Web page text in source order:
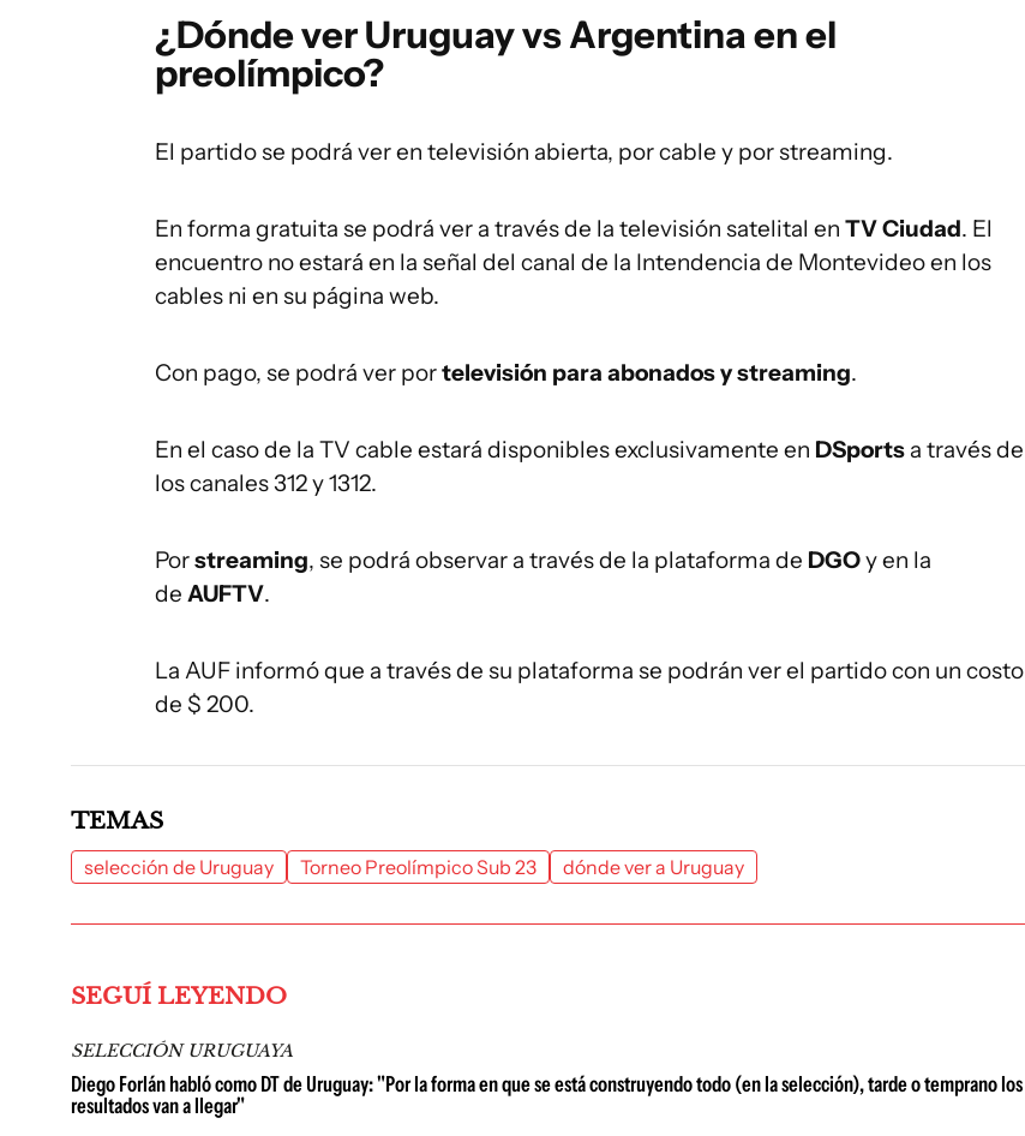
¿Dónde ver Uruguay vs Argentina en el
preolímpico?
El partido se podrá ver en televisión abierta, por cable y por streaming.
En forma gratuita se podrá ver a través de la televisión satelital en TV Ciudad. El
encuentro no estará en la señal del canal de la Intendencia de Montevideo en los
cables ni en su página web.
Con pago, se podrá ver portelevisión para abonados y streaming.
En el caso de la TV cable estará disponibles exclusivamente en DSports a través de
los canales 312 y 1312.
Porstreaming, se podrá observar a través de la plataforma de DGOy en la
de AUFTV.
La AUF informó que a través de su plataforma se podrán ver el partido con un costo
de $ 200.
TEMAS
selección de Uruguay Torneo Preolímpico Sub 23 dónde ver a Uruguay
SEGUÍ LEYENDO
SELECCIÓN URUGUAYA
Diego Forlán habló como DT de Uruguay: "Por la forma en que se está construyendo todo (en la selección), tarde o temprano los
resultados van a llegar"